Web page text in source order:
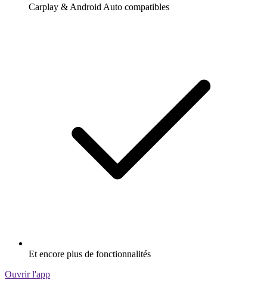
Carplay & Android Auto compatibles
Et encore plus de fonctionnalités
Ouvrir l'app